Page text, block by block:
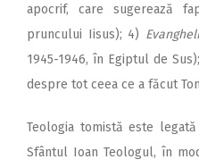
apocrif, care sugerează
pruncului Iisus); 4)
1945-1946, în Egiptul de
despre tot ceea ce a făcut
Teologia tomistă este
Sfântul Ioan Teologul, în